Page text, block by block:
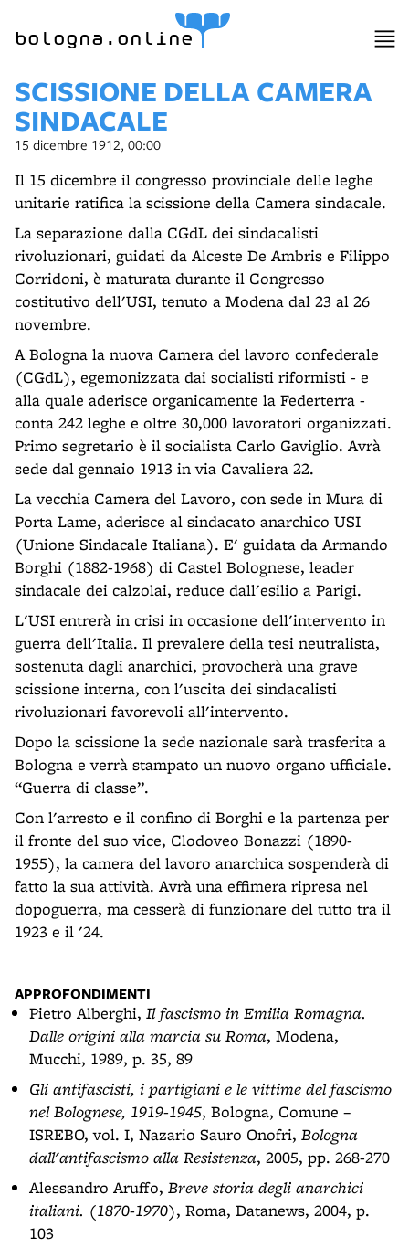
bologna.online
SCISSIONE DELLA CAMERA
SINDACALE
15 dicembre 1912, 00:00
Il 15 dicembre il congresso provinciale delle leghe
unitarie ratifica la scissione della Camera sindacale.
La separazione dalla CGdL dei sindacalisti
rivoluzionari, guidati da Alceste De Ambris e Filippo
Corridoni, è maturata durante il Congresso
costitutivo dell'USI, tenuto a Modena dal 23 al 26
novembre.
A Bologna la nuova Camera del lavoro confederale
(CGdL), egemonizzata dai socialisti riformisti - e
alla quale aderisce organicamente la Federterra -
conta 242 leghe e oltre 30,000 lavoratori organizzati.
Primo segretario è il socialista Carlo Gaviglio. Avrà
sede dal gennaio 1913 in via Cavaliera 22.
La vecchia Camera del Lavoro, con sede in Mura di
Porta Lame, aderisce al sindacato anarchico USI
(Unione Sindacale Italiana). E' guidata da Armando
Borghi (1882-1968) di Castel Bolognese, leader
sindacale dei calzolai, reduce dall'esilio a Parigi.
L'USI entrerà in crisi in occasione dell'intervento in
guerra dell'Italia. Il prevalere della tesi neutralista,
sostenuta dagli anarchici, provocherà una grave
scissione interna, con l'uscita dei sindacalisti
rivoluzionari favorevoli all'intervento.
Dopo la scissione la sede nazionale sarà trasferita a
Bologna e verrà stampato un nuovo organo ufficiale.
“Guerra di classe”.
Con l'arresto e il confino di Borghi e la partenza per
il fronte del suo vice, Clodoveo Bonazzi (1890-
1955), la camera del lavoro anarchica sospenderà di
fatto la sua attività. Avrà una effimera ripresa nel
dopoguerra, ma cesserà di funzionare del tutto tra il
1923 e il '24.
APPROFONDIMENTI
Pietro Alberghi, Il fascismo in Emilia Romagna.
Dalle origini alla marcia su Roma, Modena,
Mucchi, 1989, p. 35, 89
Gli antifascisti, i partigiani e le vittime del fascismo
nel Bolognese, 1919-1945, Bologna, Comune –
ISREBO, vol. I, Nazario Sauro Onofri, Bologna
dall'antifascismo alla Resistenza, 2005, pp. 268-270
Alessandro Aruffo, Breve storia degli anarchici
italiani. (1870-1970), Roma, Datanews, 2004, p.
103